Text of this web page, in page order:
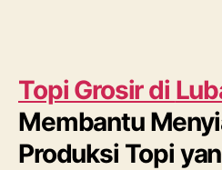
Topi Grosir di
Membantu
Produksi Topi